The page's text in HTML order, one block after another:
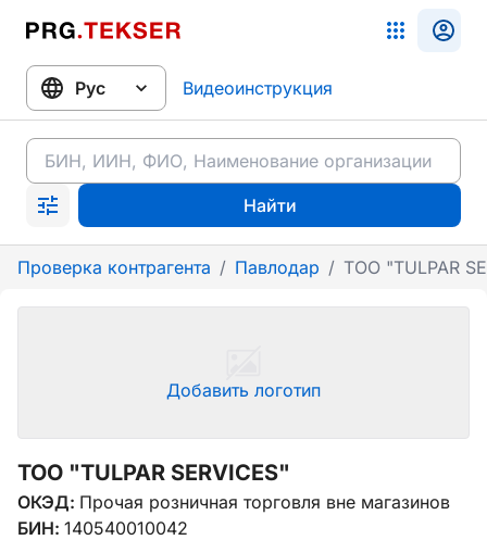
Видеоинструкция
Найти
Проверка контрагента / Павлодар / ТОО "TULPAR
Добавить логотип
ТОО "TULPAR SERVICES"
ОКЭД: Прочая розничная торговля вне магазинов
БИН: 140540010042